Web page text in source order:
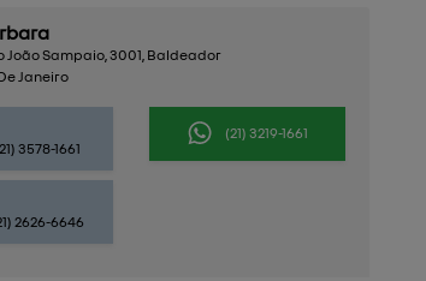
João Sampaio, 3001, Baldeador
Janeiro
3578-1661
(21) 3219-1661
2626-6646